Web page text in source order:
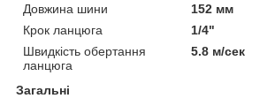
Довжина шини
152 мм
Крок ланцюга
1/4"
Швидкість обертання
ланцюга
5.8 м/сек
Загальні